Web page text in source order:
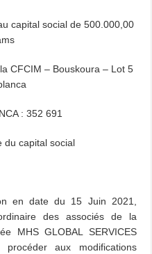
capital social de 500.000,00
CFCIM – Bouskoura – Lot 5
: 352 691
du capital social
en date du 15 Juin 2021,
des associés de la
MHS GLOBAL SERVICES
aux modifications